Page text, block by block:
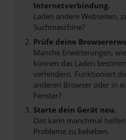
Internetverbindung.
Laden andere Webseiten,
Suchmaschine?
Prüfe deine
Manche Erweiterungen,
können das Laden
verhindern. Funktioniert
anderen Browser oder in
Fenster?
Starte dein Gerät neu.
Das kann manchmal
Probleme zu beheben.